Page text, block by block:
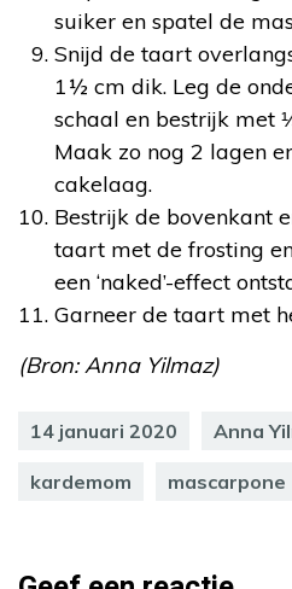
suiker en spatel de
Snijd de taart
1½ cm dik. Leg de
schaal en bestrijk met
Maak zo nog 2 lagen
cakelaag.
Bestrijk de bovenkant
taart met de frosting
een ‘naked’-effect
Garneer de taart met
(Bron: Anna Yilmaz)
14 januari 2020 Anna
kardemom mascarpone